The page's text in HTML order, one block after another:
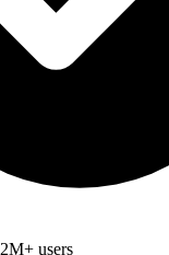
users